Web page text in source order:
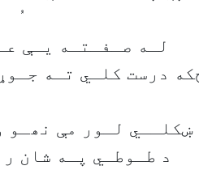
لـه صـفـتـه يـې
درست کلـي تـه
ښکلــي لـور مې نھـو
د طـوطـي پـه شان